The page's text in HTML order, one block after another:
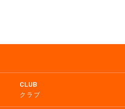
CLUB
クラブ